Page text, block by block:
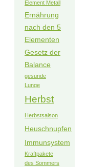
Element Metall
Ernährung
nach den 5
Elementen
Gesetz der
Balance
gesunde
Lunge
Herbst
Herbstsaison
Heuschnupfen
Immunsystem
Kraftpakete
des Sommers